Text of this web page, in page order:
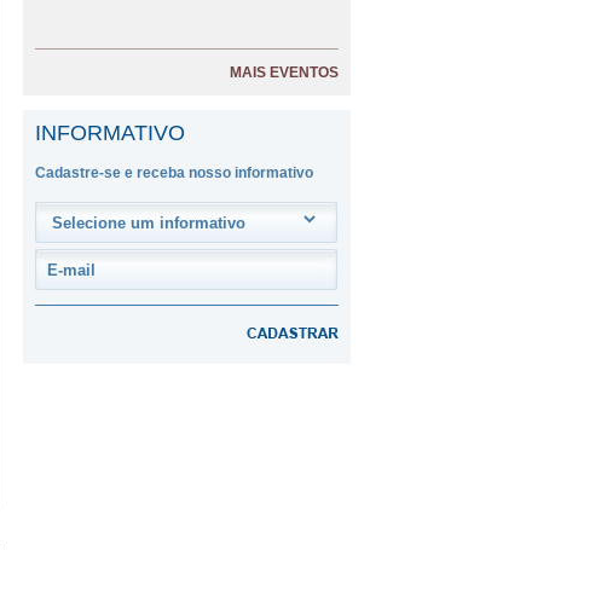
MAIS EVENTOS
INFORMATIVO
Cadastre-se e receba nosso informativo